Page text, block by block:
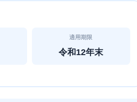
適用期限
令和12年末